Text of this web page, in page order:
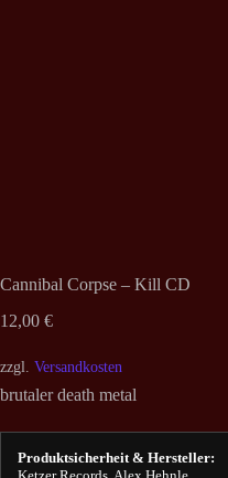
Cannibal Corpse – Kill CD
12,00 €
zzgl. Versandkosten
brutaler death metal
Produktsicherheit & Hersteller: